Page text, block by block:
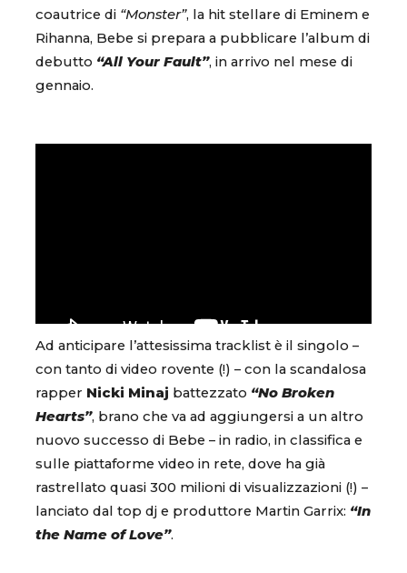
coautrice di “Monster”, la hit stellare di Eminem e
Rihanna, Bebe si prepara a pubblicare l’album di
debutto “All Your Fault”, in arrivo nel mese di
gennaio.
Ad anticipare l’attesissima tracklist è il singolo –
con tanto di video rovente (!) – con la scandalosa
rapper Nicki Minaj battezzato “No Broken
Hearts”, brano che va ad aggiungersi a un altro
nuovo successo di Bebe – in radio, in classifica e
sulle piattaforme video in rete, dove ha già
rastrellato quasi 300 milioni di visualizzazioni (!) –
lanciato dal top dj e produttore Martin Garrix: “In
the Name of Love”.